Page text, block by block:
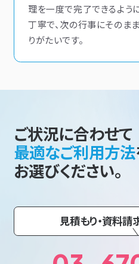
理を一度で完了できるよう
丁寧で、次の行事にそのま
りがたいです。
ご状況に合わせて
最適なご利用方法
お選びください。
見積もり・資料請